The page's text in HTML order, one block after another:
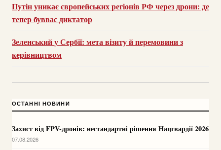
Путін уникає європейських регіонів РФ через дрони: де
тепер бувває диктатор
Зеленський у Сербії: мета візиту й перемовини з
керівництвом
ОСТАННІ НОВИНИ
Захист від FPV-дронів: нестандартні рішення Нацгвардії 2026
07.08.2026